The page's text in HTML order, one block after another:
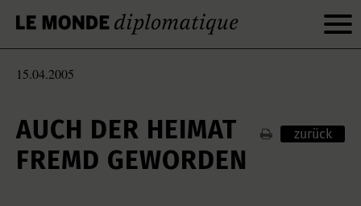
15.04.2005
AUCH DER HEIMAT
FREMD GEWORDEN
zurück